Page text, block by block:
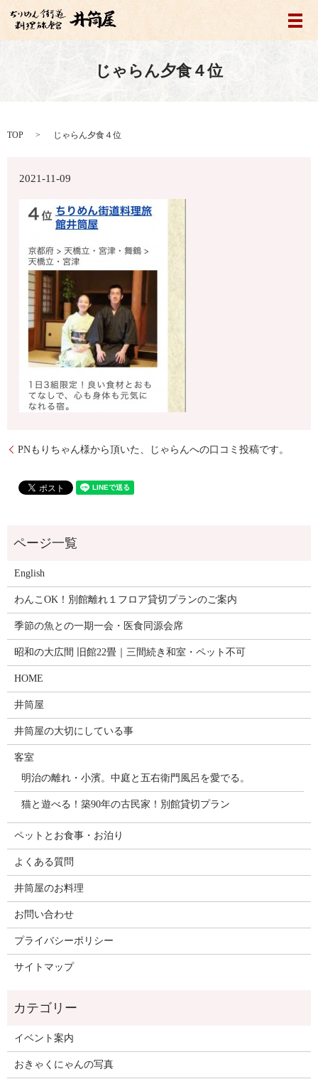
メ
じゃらん夕食４位
TOP じゃらん夕食４位
2021-11-09
PNもりちゃん様から頂いた、じゃらんへの口コミ投稿です。
English
わんこOK！別館離れ１フロア貸切プランのご案内
季節の魚との一期一会・医食同源会席
昭和の大広間 旧館22畳｜三間続き和室・ペット不可
HOME
井筒屋
井筒屋の大切にしている事
客室
明治の離れ・小濱。中庭と五右衛門風呂を愛でる。
猫と遊べる！築90年の古民家！別館貸切プラン
ペットとお食事・お泊り
よくある質問
井筒屋のお料理
お問い合わせ
プライバシーポリシー
サイトマップ
イベント案内
おきゃくにゃんの写真